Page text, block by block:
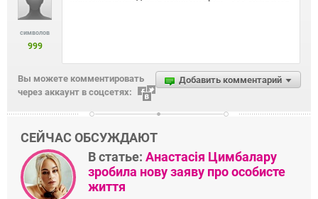
символов
999
Добавить комментарий
Вы можете комментировать
через аккаунт в соцсетях:
СЕЙЧАС ОБСУЖДАЮТ
В статье: Анастасія Цимбалару
зробила нову заяву про особисте
життя